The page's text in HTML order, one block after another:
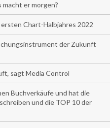
er morgen?
Chart-Halbjahres 2022
der Zukunft
sagt Media Control
Buchverkäufe und hat die
und die TOP 10 der